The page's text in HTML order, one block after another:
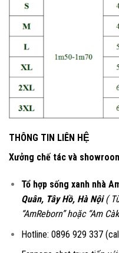
THÔNG TIN LIÊN HỆ
Xưởng chế tác và
Tổ hợp sống xanh nhà
Quân, Tây Hồ, Hà Nội(
“AmReborn” hoặc “Am
Hotline: 0896 929 337